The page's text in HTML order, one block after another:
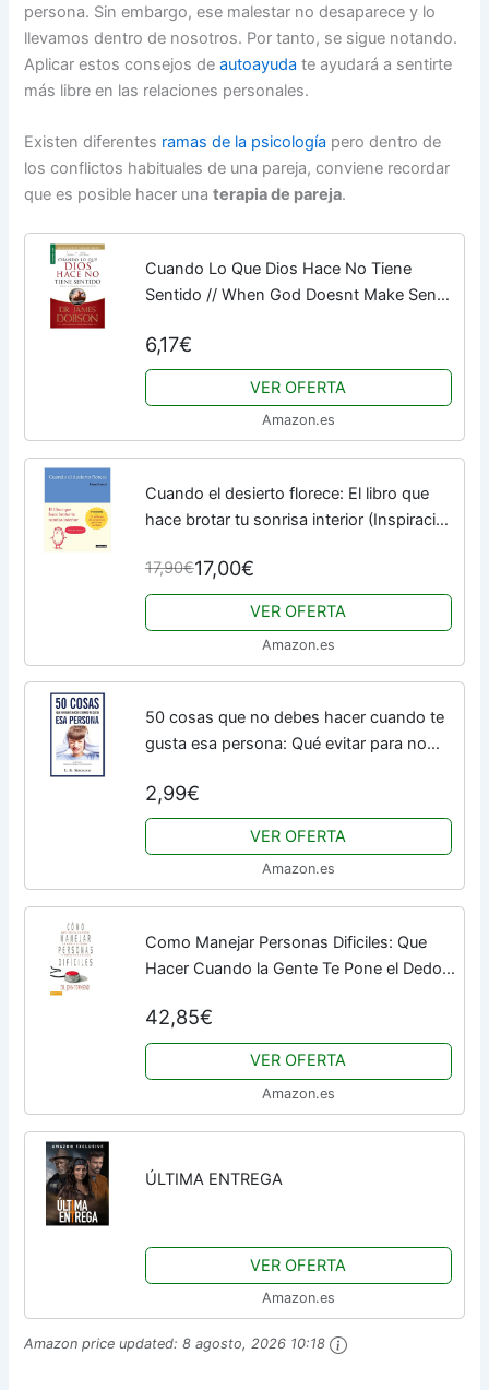
persona. Sin embargo, ese malestar no desaparece y lo
llevamos dentro de nosotros. Por tanto, se sigue notando.
Aplicar estos consejos deautoayuda te ayudará a sentirte
más libre en las relaciones personales.
Existen diferentes ramas de la psicología pero dentro de
los conflictos habituales de una pareja, conviene recordar
que es posible hacer unaterapia de pareja.
Cuando Lo Que Dios Hace No Tiene
Sentido // When God Doesnt Make Sense
6,17€
VER OFERTA
Amazon.es
Cuando el desierto florece: El libro que
hace brotar tu sonrisa interior (Inspiración
17,90€17,00€
VER OFERTA
Amazon.es
50 cosas que no debes hacer cuando te
gusta esa persona: Qué evitar para no
2,99€
VER OFERTA
Amazon.es
Como Manejar Personas Dificiles: Que
Hacer Cuando la Gente Te Pone el Dedo
42,85€
VER OFERTA
Amazon.es
ÚLTIMA ENTREGA
VER OFERTA
Amazon.es
Amazon price updated:8 agosto, 2026 10:18